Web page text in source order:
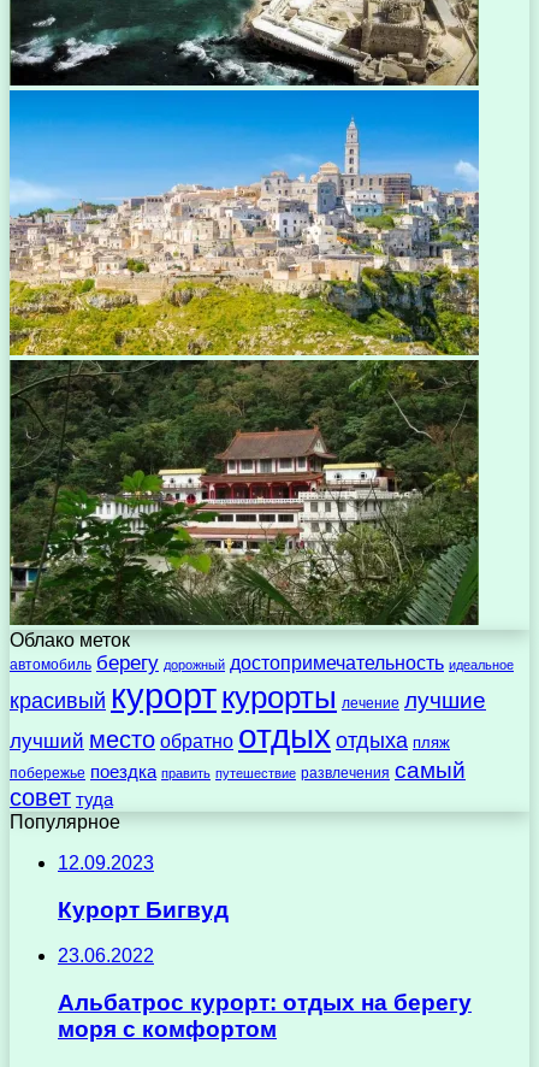
Облако меток
автомобиль берегу дорожный достопримечательность идеальное
красивый курорткурорты лечение лучшие
лучший место обратно отдыхотдыха пляж
побережье поездка править путешествие развлечения самый
совет туда
Популярное
12.09.2023
Курорт Бигвуд
23.06.2022
Альбатрос курорт: отдых на берегу
моря с комфортом